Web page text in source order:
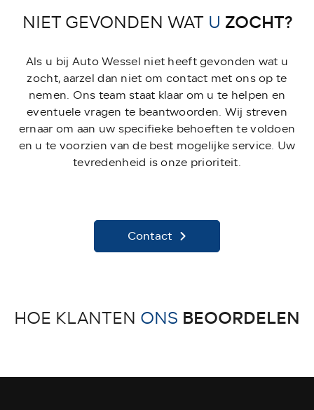
NIET GEVONDEN WAT U ZOCHT?
Als u bij Auto Wessel niet heeft gevonden wat u
zocht, aarzel dan niet om contact met ons op te
nemen. Ons team staat klaar om u te helpen en
eventuele vragen te beantwoorden. Wij streven
ernaar om aan uw specifieke behoeften te voldoen
en u te voorzien van de best mogelijke service. Uw
tevredenheid is onze prioriteit.
Contact
HOE KLANTEN ONS BEOORDELEN